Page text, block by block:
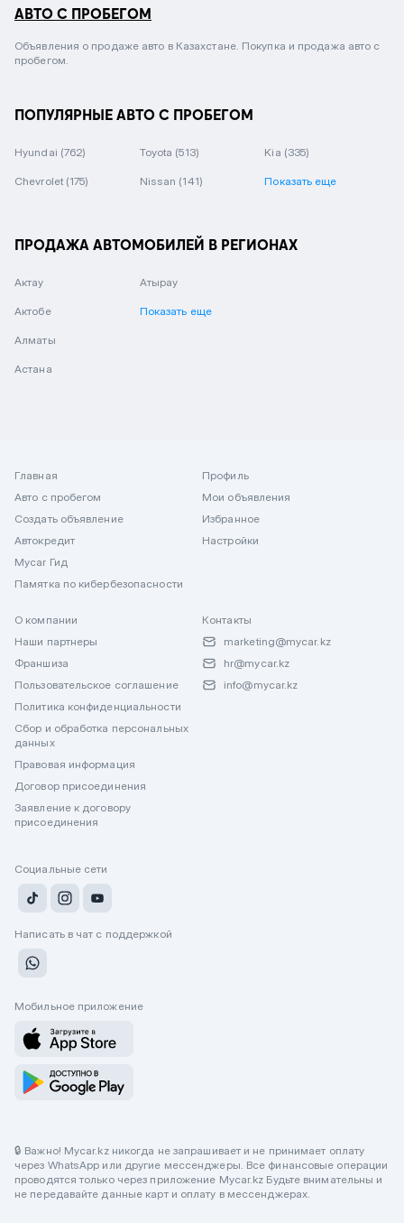
АВТО С ПРОБЕГОМ
Объявления о продаже авто в Казахстане. Покупка и продажа авто с
пробегом.
ПОПУЛЯРНЫЕ АВТО С ПРОБЕГОМ
Hyundai (762) Toyota (513) Kia (335)
Chevrolet (175) Nissan (141) Показать еще
ПРОДАЖА АВТОМОБИЛЕЙ В РЕГИОНАХ
Актау
Актобе
Алматы
Астана
Атырау
Показать еще
Главная
Авто с пробегом
Создать объявление
Автокредит
Mycar Гид
Памятка по кибербезопасности
Профиль
Мои объявления
Избранное
Настройки
О компании
Наши партнеры
Франшиза
Пользовательское соглашение
Политика конфиденциальности
Сбор и обработка персональных
данных
Правовая информация
Договор присоединения
Заявление к договору
присоединения
Контакты
marketing@mycar.kz
hr@mycar.kz
info@mycar.kz
Социальные сети
Написать в чат с поддержкой
Мобильное приложение
🔒 Важно! Mycar.kz никогда не запрашивает и не принимает оплату
через WhatsApp или другие мессенджеры. Все финансовые операции
проводятся только через приложение Mycar.kz Будьте внимательны и
не передавайте данные карт и оплату в мессенджерах.